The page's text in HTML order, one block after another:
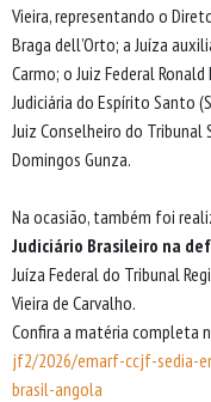
Vieira, representando o
Braga dell’Orto; a Juíza
Carmo; o Juiz Federal
Judiciária do Espírito Santo
Juiz Conselheiro do Tribunal
Domingos Gunza.
Na ocasião, também foi
Judiciário Brasileiro na
Juíza Federal do Tribunal
Vieira de Carvalho.
Confira a matéria completa
jf2/2026/emarf-ccjf-sedia-
brasil-angola